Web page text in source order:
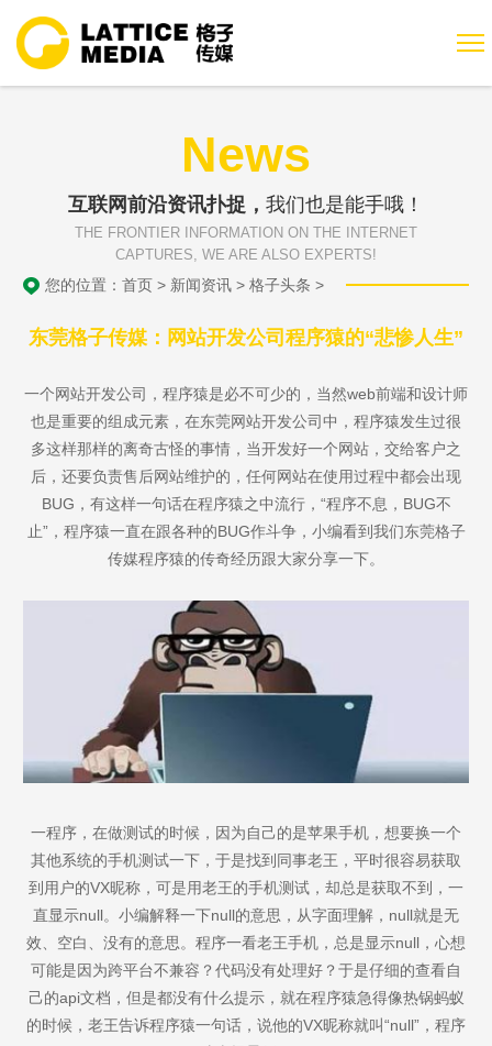
News
互联网前沿资讯扑捉， 我们也是能手哦！
THE FRONTIER INFORMATION ON THE INTERNET
CAPTURES, WE ARE ALSO EXPERTS!
您的位置：首页 > 新闻资讯 >格子头条 >
东莞格子传媒：网站开发公司程序猿的“悲惨人生”
一个网站开发公司，程序猿是必不可少的，当然web前端和设计师
也是重要的组成元素，在东莞网站开发公司中，程序猿发生过很
多这样那样的离奇古怪的事情，当开发好一个网站，交给客户之
后，还要负责售后网站维护的，任何网站在使用过程中都会出现
BUG，有这样一句话在程序猿之中流行，“程序不息，BUG不
止”，程序猿一直在跟各种的BUG作斗争，小编看到我们东莞格子
传媒程序猿的传奇经历跟大家分享一下。
一程序，在做测试的时候，因为自己的是苹果手机，想要换一个
其他系统的手机测试一下，于是找到同事老王，平时很容易获取
到用户的VX昵称，可是用老王的手机测试，却总是获取不到，一
直显示null。小编解释一下null的意思，从字面理解，null就是无
效、空白、没有的意思。程序一看老王手机，总是显示null，心想
可能是因为跨平台不兼容？代码没有处理好？于是仔细的查看自
己的api文档，但是都没有什么提示，就在程序猿急得像热锅蚂蚁
的时候，老王告诉程序猿一句话，说他的VX昵称就叫“null”，程序